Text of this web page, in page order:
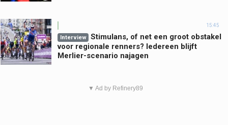
15:45
Interview
Stimulans, of net een groot obstakel
voor regionale renners? Iedereen blijft
Merlier-scenario najagen
▼ Ad by Refinery89